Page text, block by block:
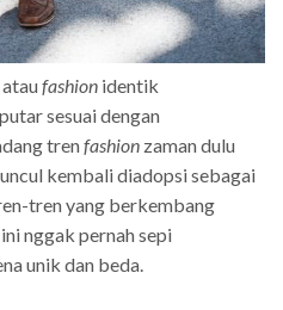
fashion identik
sesuai dengan
trenfashion zaman dulu
kembali diadopsi sebagai
tren yang berkembang
ini nggak pernah sepi
unik dan beda.